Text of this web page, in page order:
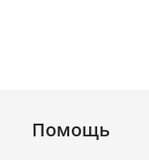
Помощь